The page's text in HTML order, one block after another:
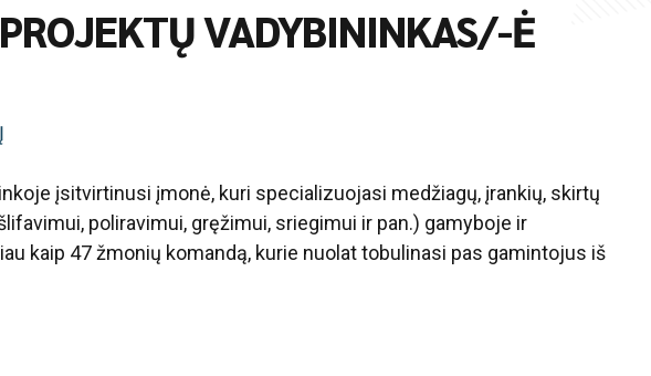
VADYBININKAS/-Ė
įsitvirtinusi įmonė, kuri specializuojasi medžiagų, įrankių, skirtų
poliravimui, gręžimui, sriegimui ir pan.) gamyboje ir
kaip 47 žmonių komandą, kurie nuolat tobulinasi pas gamintojus iš